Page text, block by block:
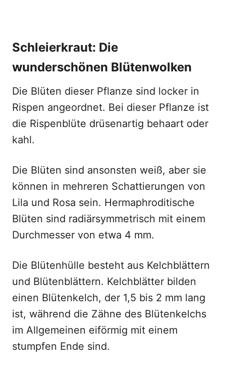
Schleierkraut: Die
wunderschönen Blütenwolken
Die Blüten dieser Pflanze sind locker in
Rispen angeordnet. Bei dieser Pflanze ist
die Rispenblüte drüsenartig behaart oder
kahl.
Die Blüten sind ansonsten weiß, aber sie
können in mehreren Schattierungen von
Lila und Rosa sein. Hermaphroditische
Blüten sind radiärsymmetrisch mit einem
Durchmesser von etwa 4 mm.
Die Blütenhülle besteht aus Kelchblättern
und Blütenblättern. Kelchblätter bilden
einen Blütenkelch, der 1,5 bis 2 mm lang
ist, während die Zähne des Blütenkelchs
im Allgemeinen eiförmig mit einem
stumpfen Ende sind.